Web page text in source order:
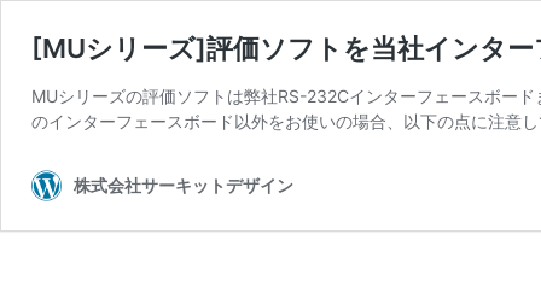
[MUシリーズ]評価ソフトを当社インタ
MUシリーズの評価ソフトは弊社RS-232Cインターフェースボー
のインターフェースボード以外をお使いの場合、以下の点に注意
株式会社サーキットデザイン